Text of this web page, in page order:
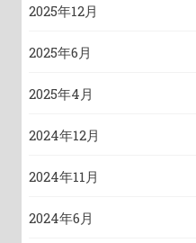
2025年12月
2025年6月
2025年4月
2024年12月
2024年11月
2024年6月